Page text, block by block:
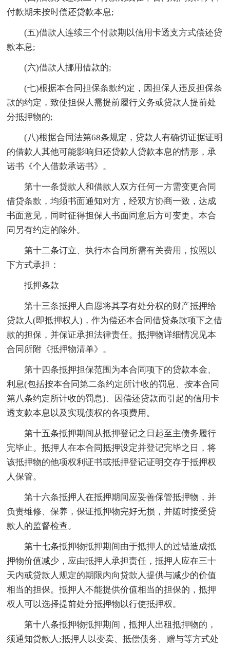
付款期未按时偿还贷款本息;
(五)借款人连续三个付款期以信用卡透支方式偿还贷
款本息;
(六)借款人挪用借款的;
(七)根据本合同担保条款约定，因担保人违反担保条
款的约定，致使担保人需提前履行义务或贷款人提前处
分抵押物的;
(八)根据合同法第68条规定，贷款人有确切证据证明
的借款人其他可能影响归还贷款人贷款本息的情形，承
诺书《个人借款承诺书》。
第十一条贷款人和借款人双方任何一方需变更合同
借贷条款，均须书面通知对方，经双方协商一致，达成
书面意见，同时征得担保人书面同意后方可变更。本合
同另有约定的除外。
第十二条订立、执行本合同所需有关费用，按照以
下方式承担：
抵押条款
第十三条抵押人自愿将其享有处分权的财产抵押给
贷款人(即抵押权人)，作为偿还本合同借贷条款项下之借
款的担保，并保证承担法律责任。抵押物详细情况见本
合同所附《抵押物清单》。
第十四条抵押担保范围为本合同项下的贷款本金、
利息(包括按本合同第二条约定所计收的罚息、按本合同
第八条约定所计收的罚息)、因偿还贷款而引起的信用卡
透支款本息以及实现债权的各项费用。
第十五条抵押期间从抵押登记之日起至主债务履行
完毕止。抵押人在本合同抵押设定并登记完毕之日，将
该抵押物的他项权利证书或抵押登记证明交存于抵押权
人保管。
第十六条抵押人在抵押期间应妥善保管抵押物，并
负责维修、保养，保证抵押物完好无损，并随时接受贷
款人的监督检查。
第十七条抵押物抵押期间由于抵押人的过错造成抵
押物价值减少，应由抵押人承担责任，抵押人应在三十
天内或贷款人规定的期限内向贷款人提供与减少的价值
相当的担保。抵押人不能提供价值相当的担保的，抵押
权人可以选择提前处分抵押物以行使抵押权。
第十八条抵押物抵押期间，抵押人出租抵押物的，
须通知贷款人;抵押人以变卖、抵偿债务、赠与等方式处